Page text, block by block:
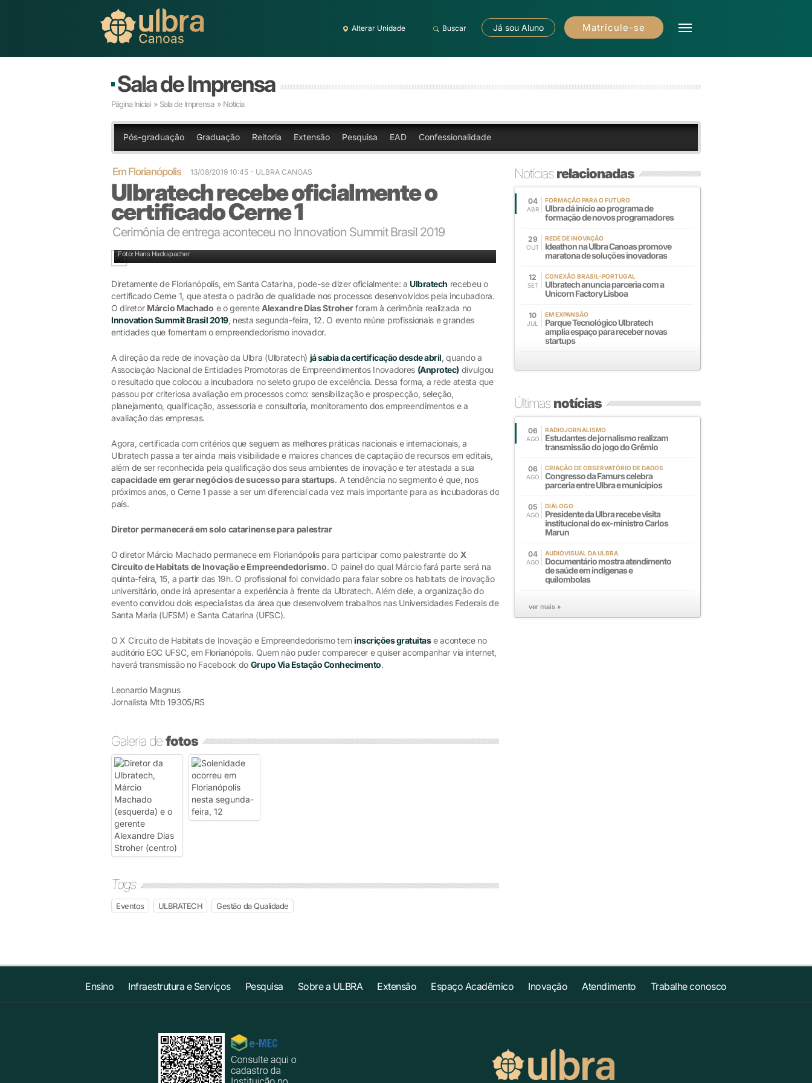
Alterar Unidade Buscar Já sou Aluno Matricule-se
Sala de Imprensa
Página Inicial » Sala de Imprensa » Notícia
Pós-graduação Graduação Reitoria Extensão Pesquisa EAD Confessionalidade
Em Florianópolis 13/08/2019 10:45 - ULBRA CANOAS
Ulbratech recebe oficialmente o
certificado Cerne 1
Cerimônia de entrega aconteceu no Innovation Summit Brasil 2019
Foto: Hans Hackspacher
Diretamente de Florianópolis, em Santa Catarina, pode-se dizer oficialmente: a Ulbratech recebeu o
certificado Cerne 1, que atesta o padrão de qualidade nos processos desenvolvidos pela incubadora.
O diretor Márcio Machado e o gerenteAlexandre Dias Stroherforam à cerimônia realizada no
Innovation Summit Brasil 2019, nesta segunda-feira, 12. O evento reúne profissionais e grandes
entidades que fomentam o empreendedorismo inovador.
A direção da rede de inovação da Ulbra (Ulbratech) já sabia da certificação desde abril, quando a
Associação Nacional de Entidades Promotoras de Empreendimentos Inovadores (Anprotec) divulgou
o resultado que colocou a incubadora no seleto grupo de excelência. Dessa forma, a rede atesta que
passou por criteriosa avaliação em processos como: sensibilização e prospecção, seleção,
planejamento, qualificação, assessoria e consultoria, monitoramento dos empreendimentos e a
avaliação das empresas.
Agora, certificada com critérios que seguem as melhores práticas nacionais e internacionais, a
Ulbratech passa a ter ainda mais visibilidade e maiores chances de captação de recursos em editais,
além de ser reconhecida pela qualificação dos seus ambientes de inovação e ter atestada a sua
capacidade em gerar negócios de sucesso para startups. A tendência no segmento é que, nos
próximos anos, o Cerne 1 passe a ser um diferencial cada vez mais importante para as incubadoras do
país.
Diretor permanecerá em solo catarinense para palestrar
O diretor Márcio Machado permanece em Florianópolis para participar como palestrante do X
Circuito de Habitats de Inovação e Empreendedorismo. O painel do qual Márcio fará parte será na
quinta-feira, 15, a partir das 19h. O profissional foi convidado para falar sobre os habitats de inovação
universitário, onde irá apresentar a experiência à frente da Ulbratech. Além dele, a organização do
evento convidou dois especialistas da área que desenvolvem trabalhos nas Universidades Federais de
Santa Maria (UFSM) e Santa Catarina (UFSC).
O X Circuito de Habitats de Inovação e Empreendedorismo teminscrições gratuitase acontece no
auditório EGC UFSC, em Florianópolis. Quem não puder comparecer e quiser acompanhar via internet,
haverá transmissão no Facebook do Grupo Via Estação Conhecimento.
Leonardo Magnus
Jornalista Mtb 19305/RS
Galeria defotos
Tags
Eventos ULBRATECH Gestão da Qualidade
Notíciasrelacionadas
04
ABR
FORMAÇÃO PARA O FUTURO
Ulbra dá início ao programa de
formação de novos programadores
29
OUT
REDE DE INOVAÇÃO
Ideathon na Ulbra Canoas promove
maratona de soluções inovadoras
12
SET
CONEXÃO BRASIL-PORTUGAL
Ulbratech anuncia parceria com a
Unicorn Factory Lisboa
10
JUL
EM EXPANSÃO
Parque Tecnológico Ulbratech
amplia espaço para receber novas
startups
Últimasnotícias
06
AGO
RADIOJORNALISMO
Estudantes de jornalismo realizam
transmissão do jogo do Grêmio
06
AGO
CRIAÇÃO DE OBSERVATÓRIO DE DADOS
Congresso da Famurs celebra
parceria entre Ulbra e municípios
05
AGO
DIÁLOGO
Presidente da Ulbra recebe visita
institucional do ex-ministro Carlos
Marun
04
AGO
AUDIOVISUAL DA ULBRA
Documentário mostra atendimento
de saúde em indígenas e
quilombolas
ver mais »
Ensino Infraestrutura e Serviços Pesquisa Sobre a ULBRA Extensão Espaço Acadêmico Inovação Atendimento Trabalhe conosco